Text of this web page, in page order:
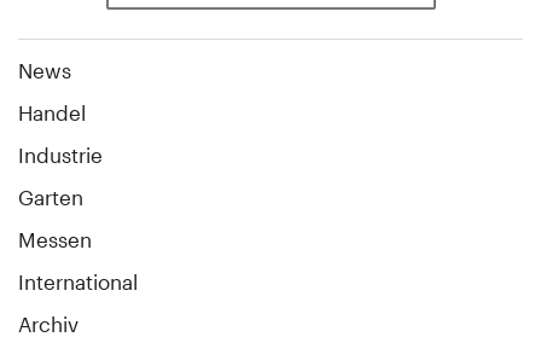
News
Handel
Industrie
Garten
Messen
International
Archiv